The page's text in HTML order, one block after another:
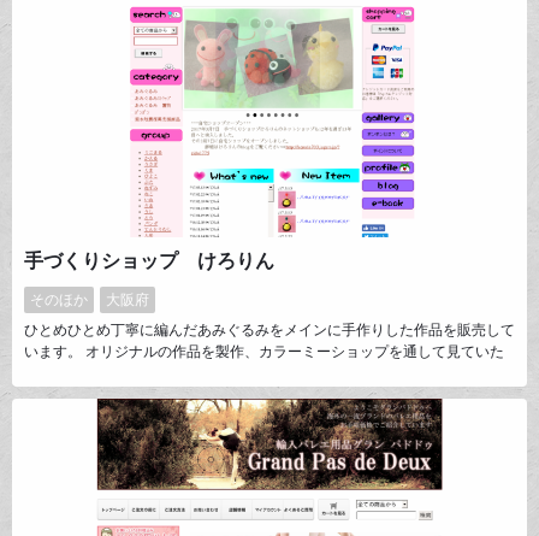
手づくりショップ けろりん
そのほか
大阪府
ひとめひとめ丁寧に編んだあみぐるみをメインに手作りした作品を販売して
います。 オリジナルの作品を製作、カラーミーショップを通して見ていた